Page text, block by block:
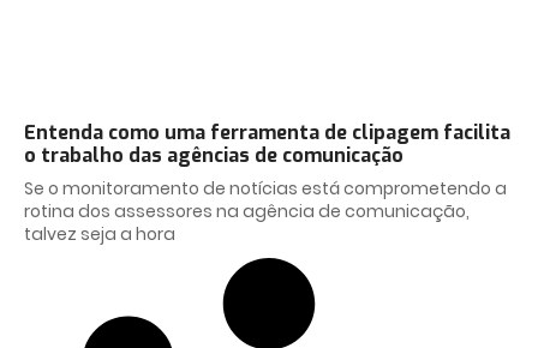
Entenda como uma ferramenta de clipagem facilita
o trabalho das agências de comunicação
Se o monitoramento de notícias está comprometendo a
rotina dos assessores na agência de comunicação,
talvez seja a hora